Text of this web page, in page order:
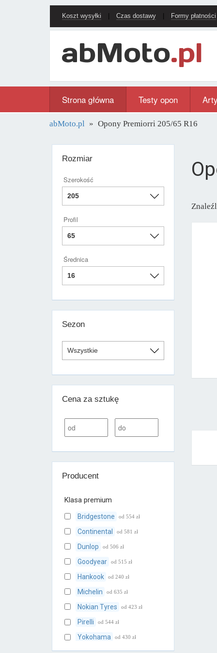
Koszt wysyłki Czas dostawy Formy płatności
Strona główna Testy opon
abMoto.pl Opony Premiorri 205/65 R16
Rozmiar
Szerokość
Profil
Średnica
Sezon
Cena za sztukę
Producent
Klasa premium
Bridgestone od 554 zł
Continental od 581 zł
Dunlop od 506 zł
Goodyear od 515 zł
Hankook od 240 zł
Michelin od 635 zł
Nokian Tyres od 423 zł
Pirelli od 544 zł
Yokohama od 430 zł